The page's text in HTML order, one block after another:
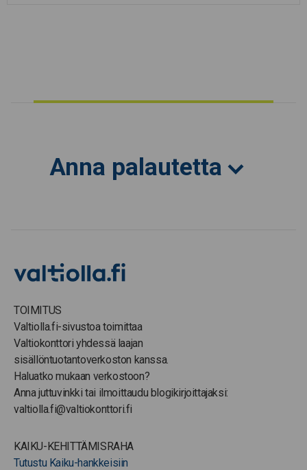
Anna palautetta
TOIMITUS
Valtiolla.fi-sivustoa toimittaa
Valtiokonttori yhdessä laajan
sisällöntuotantoverkoston kanssa.
Haluatko mukaan verkostoon?
Anna juttuvinkki tai ilmoittaudu blogikirjoittajaksi:
valtiolla.fi@valtiokonttori.fi
KAIKU-KEHITTÄMISRAHA
Tutustu Kaiku-hankkeisiin